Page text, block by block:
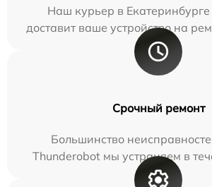
Наш курьер в Екатеринбурге
доставит ваше устройство на
Срочный ремонт
Большинство
Thunderobot мы устраняем в